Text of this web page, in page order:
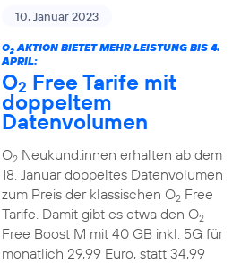
10. Januar 2023
O2AKTION BIETET MEHR LEISTUNG BIS 4.
APRIL:
O2 Free Tarife mit
doppeltem
Datenvolumen
O2Neukund:innen erhalten ab dem
18. Januar doppeltes Datenvolumen
zum Preis der klassischen O2Free
Tarife. Damit gibt es etwa den O2
Free Boost M mit 40 GB inkl. 5G für
monatlich 29,99 Euro, statt 34,99